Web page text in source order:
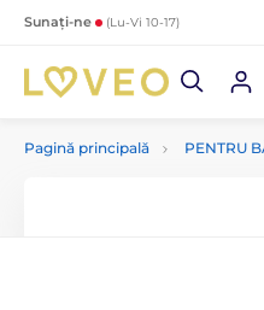
Sunați-ne (Lu-Vi 10-17)
Pagină principală PENTRU